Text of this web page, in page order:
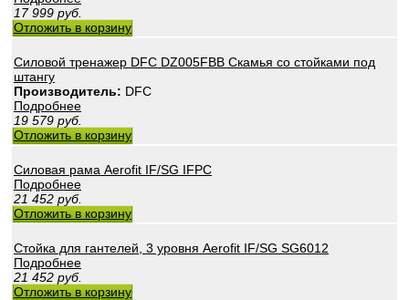
17 999 руб.
Отложить в корзину
Силовой тренажер DFC DZ005FBB Скамья со стойками под
штангу
Производитель: DFC
Подробнее
19 579 руб.
Отложить в корзину
Силовая рама Aerofit IF/SG IFPC
Подробнее
21 452 руб.
Отложить в корзину
Стойка для гантелей, 3 уровня Aerofit IF/SG SG6012
Подробнее
21 452 руб.
Отложить в корзину